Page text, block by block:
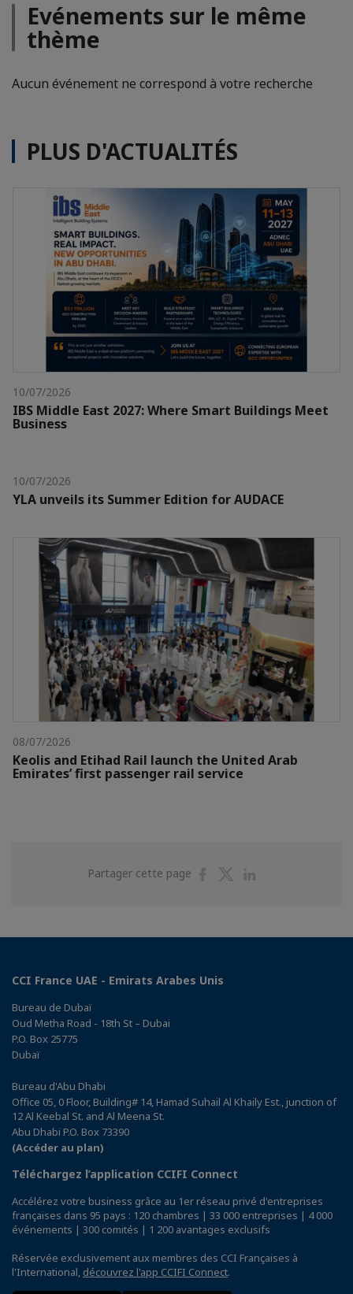
Evénements sur le même
thème
Aucun événement ne correspond à votre recherche
PLUS D'ACTUALITÉS
10/07/2026
IBS Middle East 2027: Where Smart Buildings Meet
Business
10/07/2026
YLA unveils its Summer Edition for AUDACE
08/07/2026
Keolis and Etihad Rail launch the United Arab
Emirates’ first passenger rail service
Partager cette page
PartagerPartager
CCI France UAE - Emirats Arabes Unis
Bureau de Dubaï
Oud Metha Road - 18th St – Dubai
P.O. Box 25775
Dubaï
Bureau d'Abu Dhabi
Office 05, 0 Floor, Building# 14, Hamad Suhail Al Khaily Est., junction of
12 Al Keebal St. and Al Meena St.
Abu Dhabi P.O. Box 73390
(Accéder au plan)
Téléchargez l’application CCIFI Connect
Accélérez votre business grâce au 1er réseau privé d'entreprises
françaises dans 95 pays : 120 chambres | 33 000 entreprises | 4 000
événements | 300 comités | 1 200 avantages exclusifs
Réservée exclusivement aux membres des CCI Françaises à
l'International, découvrez l'app CCIFI Connect.